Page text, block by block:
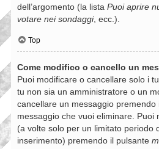
dell’argomento (la lista Puoi aprire
votare nei sondaggi, ecc.).
Top
Come modifico o cancello un
Puoi modificare o cancellare solo i
tu non sia un amministratore o un
cancellare un messaggio
messaggio che vuoi eliminare. Puoi
(a volte solo per un limitato periodo
inserimento) premendo il pulsante